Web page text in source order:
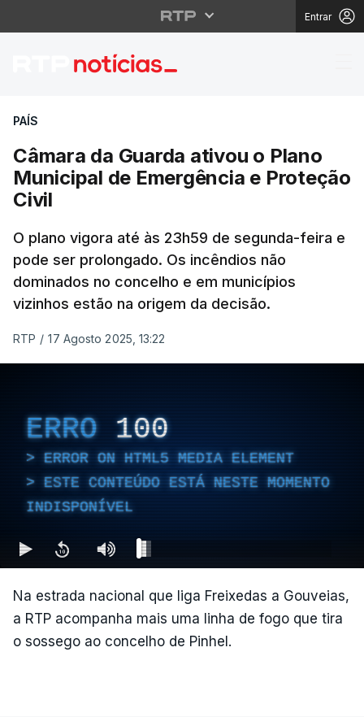
Entrar
Câmara da Guarda
PAÍS
Câmara da Guarda ativou o Plano
Municipal de Emergência e Proteção
Civil
O plano vigora até às 23h59 de segunda-feira e
pode ser prolongado. Os incêndios não
dominados no concelho e em municípios
vizinhos estão na origem da decisão.
RTP / 17 Agosto 2025, 13:22
ERRO 100
ERROR ON HTML5 MEDIA ELEMENT
ESTE CONTEÚDO ESTÁ NESTE MOMENTO
INDISPONÍVEL
Na estrada nacional que liga Freixedas a Gouveias,
a RTP acompanha mais uma linha de fogo que tira
o sossego ao concelho de Pinhel.